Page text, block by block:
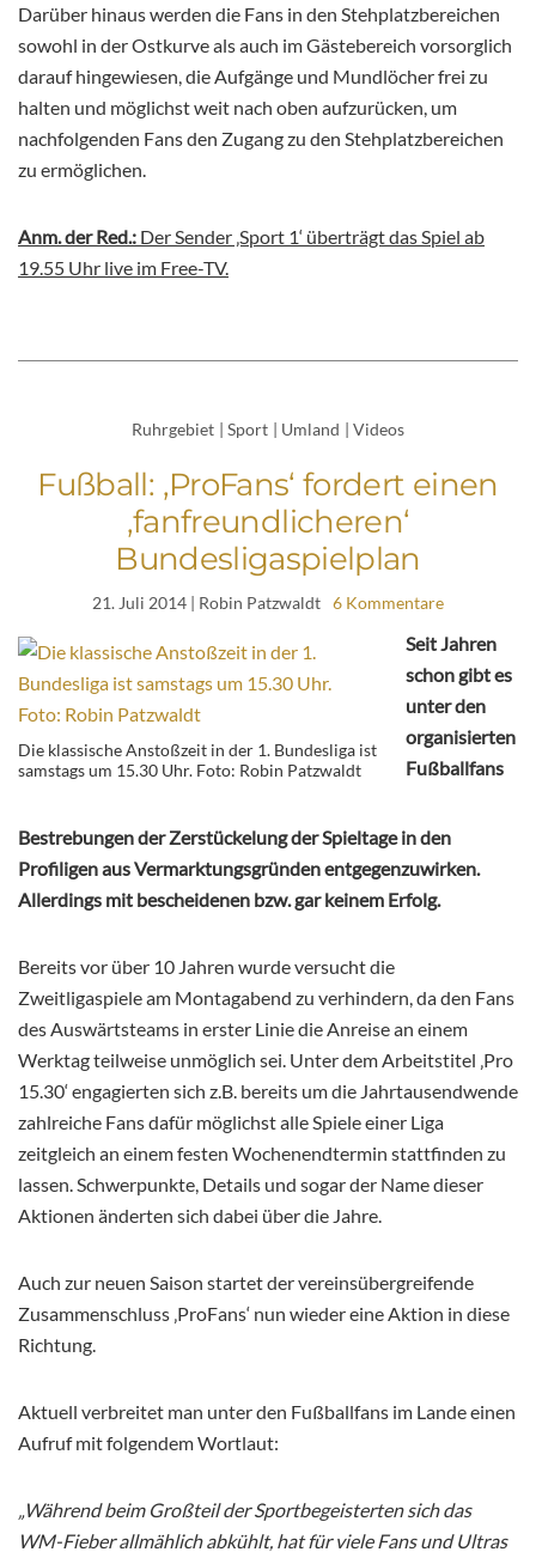
Darüber hinaus werden die Fans in den Stehplatzbereichen
sowohl in der Ostkurve als auch im Gästebereich vorsorglich
darauf hingewiesen, die Aufgänge und Mundlöcher frei zu
halten und möglichst weit nach oben aufzurücken, um
nachfolgenden Fans den Zugang zu den Stehplatzbereichen
zu ermöglichen.
Anm. der Red.: Der Sender ‚Sport 1‘ überträgt das Spiel ab
19.55 Uhr live im Free-TV.
Ruhrgebiet | Sport | Umland | Videos
Fußball: ‚ProFans‘ fordert einen
‚fanfreundlicheren‘
Bundesligaspielplan
21. Juli 2014 | Robin Patzwaldt 6 Kommentare
Die klassische Anstoßzeit in der 1. Bundesliga ist
samstags um 15.30 Uhr. Foto: Robin Patzwaldt
Seit Jahren
schon gibt es
unter den
organisierten
Fußballfans
Bestrebungen der Zerstückelung der Spieltage in den
Profiligen aus Vermarktungsgründen entgegenzuwirken.
Allerdings mit bescheidenen bzw. gar keinem Erfolg.
Bereits vor über 10 Jahren wurde versucht die
Zweitligaspiele am Montagabend zu verhindern, da den Fans
des Auswärtsteams in erster Linie die Anreise an einem
Werktag teilweise unmöglich sei. Unter dem Arbeitstitel ‚Pro
15.30‘ engagierten sich z.B. bereits um die Jahrtausendwende
zahlreiche Fans dafür möglichst alle Spiele einer Liga
zeitgleich an einem festen Wochenendtermin stattfinden zu
lassen. Schwerpunkte, Details und sogar der Name dieser
Aktionen änderten sich dabei über die Jahre.
Auch zur neuen Saison startet der vereinsübergreifende
Zusammenschluss ‚ProFans‘ nun wieder eine Aktion in diese
Richtung.
Aktuell verbreitet man unter den Fußballfans im Lande einen
Aufruf mit folgendem Wortlaut:
„Während beim Großteil der Sportbegeisterten sich das
WM-Fieber allmählich abkühlt, hat für viele Fans und Ultras